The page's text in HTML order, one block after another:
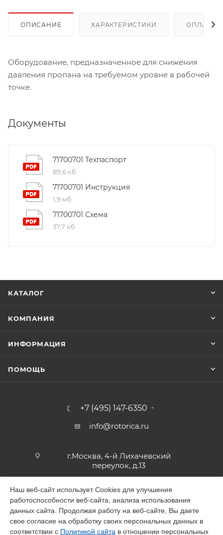
ОПИСАНИЕ ХАРАКТЕРИСТИКИ ОПЛАТА
Оборудование, предназначенное для снижения
давления пропана на требуемом уровне в рабочей
точке.
Документы
71700701 Техпаспорт
89,6 кб
71700701 Инструкция
1,9 мб
71700701 Схема
37,7 кб
КАТАЛОГ
КОМПАНИЯ
ИНФОРМАЦИЯ
ПОМОЩЬ
+7 (495) 147-6350
info@rotorica.ru
г.Москва, 4-й Лихачевский
переулок, д.13
2026 © GALAGAR
Наш веб-сайт использует Cookies для улучшения
работоспособности веб-сайта, анализа использования
данных сайта. Продолжая работу на веб-сайте, Вы даете
свое согласие на обработку своих персональных данных в
соответствии с Политикой сайта в отношении персональных